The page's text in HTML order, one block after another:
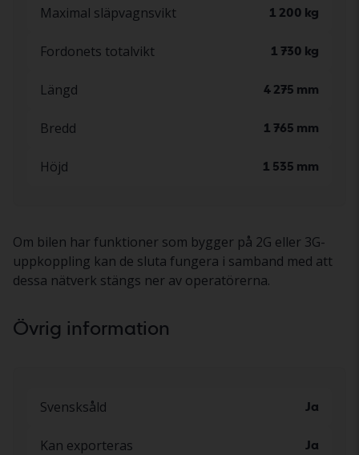
Maximal släpvagnsvikt 1 200 kg
Fordonets totalvikt 1 730 kg
Längd 4 275 mm
Bredd 1 765 mm
Höjd 1 535 mm
Om bilen har funktioner som bygger på 2G eller 3G-
uppkoppling kan de sluta fungera i samband med att
dessa nätverk stängs ner av operatörerna.
Övrig information
Svensksåld Ja
Kan exporteras Ja